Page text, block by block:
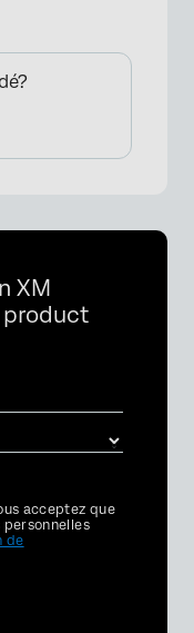
XM
product
acceptez que
personnelles
de